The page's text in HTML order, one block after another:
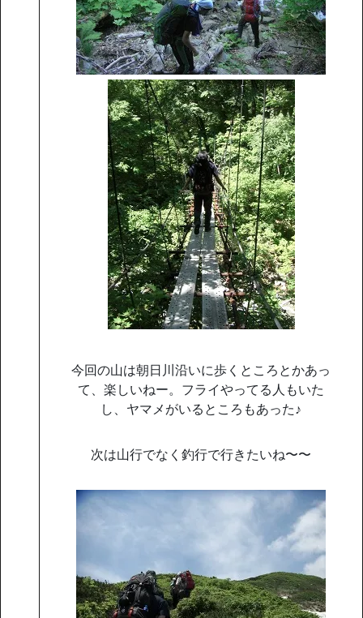
今回の山は朝日川沿いに歩くところとかあっ
て、楽しいねー。フライやってる人もいた
し、ヤマメがいるところもあった♪
次は山行でなく釣行で行きたいね〜〜